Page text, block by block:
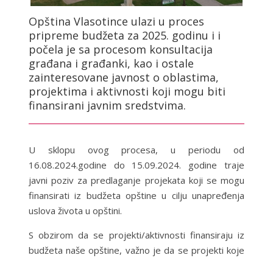
Opština Vlasotince ulazi u proces
pripreme budžeta za 2025. godinu i i
počela je sa procesom konsultacija
građana i građanki, kao i ostale
zainteresovane javnost o oblastima,
projektima i aktivnosti koji mogu biti
finansirani javnim sredstvima.
U sklopu ovog procesa, u periodu od
16.08.2024.godine do 15.09.2024. godine traje
javni poziv za predlaganje projekata koji se mogu
finansirati iz budžeta opštine u cilju unapređenja
uslova života u opštini.
S obzirom da se projekti/aktivnosti finansiraju iz
budžeta naše opštine, važno je da se projekti koje